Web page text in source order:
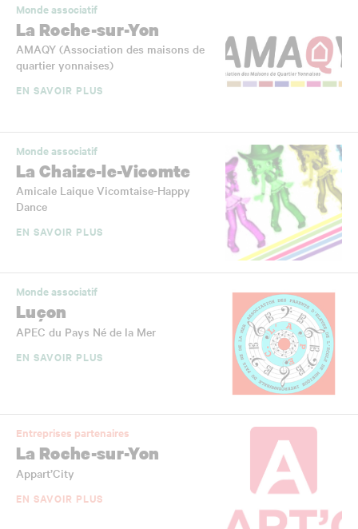
Monde associatif
La Roche-sur-Yon
AMAQY (Association des maisons de
quartier yonnaises)
EN SAVOIR PLUS
Monde associatif
La Chaize-le-Vicomte
Amicale Laique Vicomtaise-Happy
Dance
EN SAVOIR PLUS
Monde associatif
Luçon
APEC du Pays Né de la Mer
EN SAVOIR PLUS
Entreprises partenaires
La Roche-sur-Yon
Appart’City
EN SAVOIR PLUS